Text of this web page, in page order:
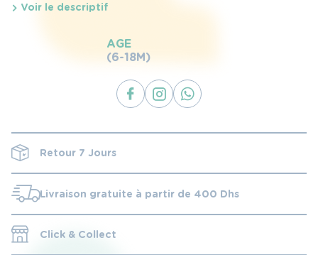
Voir le descriptif
AGE
(6-18M)
Retour 7 Jours
Livraison gratuite à partir de 400 Dhs
Click & Collect